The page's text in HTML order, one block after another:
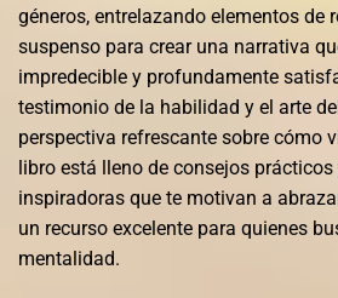
géneros, entrelazando elementos de
suspenso para crear una narrativa
impredecible y profundamente
testimonio de la habilidad y el arte
perspectiva refrescante sobre cómo
libro está lleno de consejos
inspiradoras que te motivan a
un recurso excelente para quienes
mentalidad.